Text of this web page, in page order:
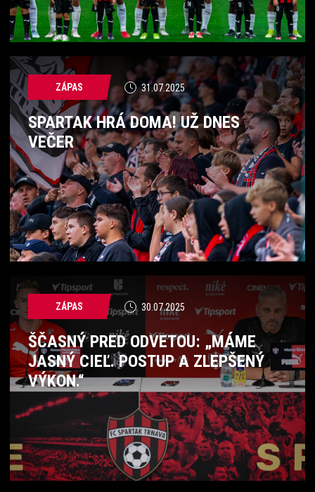
ZÁPAS 31.07.2025
SPARTAK HRÁ DOMA! UŽ DNES
VEČER
ZÁPAS 30.07.2025
ŠČASNÝ PRED ODVETOU: „MÁME
JASNÝ CIEĽ. POSTUP A ZLEPŠENÝ
VÝKON.“